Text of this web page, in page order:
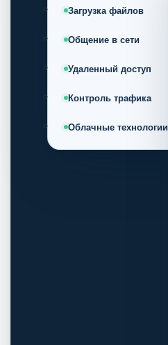
Загрузка файлов
Общение в сети
Удаленный доступ
Контроль трафика
Облачные технологии